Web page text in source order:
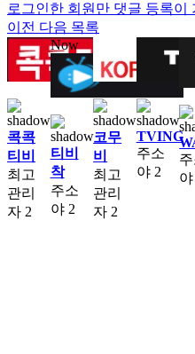
로그인한 회원만 댓글 등록이
이전 다음 목록
콕콕
티비
최고
관리
자 2
Now
티비
착
주소
야 2
코무
비
최고
관리
자 2
TVING
주소
야 2
야